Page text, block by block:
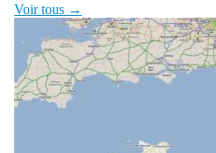
Voir tous →